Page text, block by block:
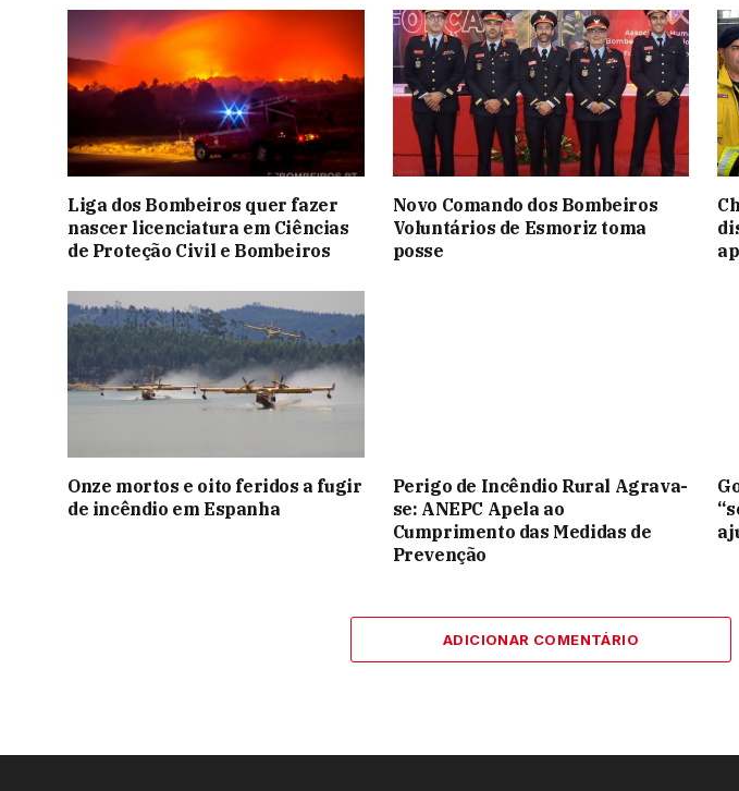
Liga dos Bombeiros quer fazer
nascer licenciatura em Ciências
de Proteção Civil e Bombeiros
Novo Comando dos Bombeiros
Voluntários de Esmoriz toma
posse
Onze mortos e oito feridos a fugir
de incêndio em Espanha
Perigo de Incêndio Rural Agrava-
se: ANEPC Apela ao
Cumprimento das Medidas de
Prevenção
ADICIONAR COMENTÁRIO